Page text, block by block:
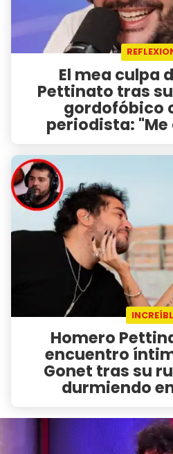
El mea culpa
Pettinato tras
gordofóbico
periodista:
Homero
encuentro
Gonet tras su
durmiendo